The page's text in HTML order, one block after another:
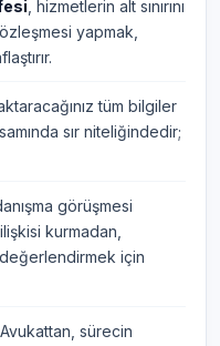
, hizmetlerin alt sınırını
yapmak,
tüm bilgiler
sır niteliğindedir;
görüşmesi
kurmadan,
için
Avukattan, sürecin